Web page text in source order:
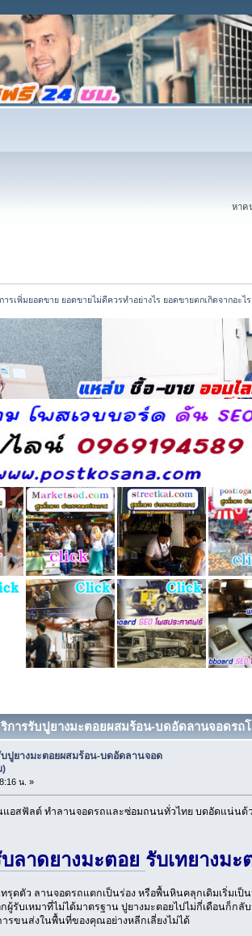
หาค
เพิ่มยอดขาย ยอดขายไม่ดีควรทำอย่างไร ยอดขายตกเกิดจากอะไร
การรับปูยางมะตอยผสมร้อน-บดอัดลานจอดรถ
ปูยางมะตอยผสมร้อน-บดอัดลานจอด
)
น. »
อสฟัลต์ ทำลานจอดรถและซ่อมถนนทั่วไทย บดอัดแน่นด้
ลาดยางมะตอย รับเทยางม
ดตัว ลานจอดรถแตกเป็นร่อง หรือพื้นหินคลุกเดิมเริ่มเป็
รับเหมาที่ไม่ได้มาตรฐาน ปูยางมะตอยไปไม่กี่เดือนก็กลับ
รขนส่งในพื้นที่ของคุณอย่างหลีกเลี่ยงไม่ได้